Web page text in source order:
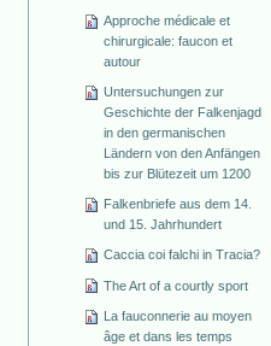
Approche médicale et
chirurgicale: faucon et
autour
Untersuchungen zur
Geschichte der Falkenjagd
in den germanischen
Ländern von den Anfängen
bis zur Blütezeit um 1200
Falkenbriefe aus dem 14.
und 15. Jahrhundert
Caccia coi falchi in Tracia?
The Art of a courtly sport
La fauconnerie au moyen
âge et dans les temps